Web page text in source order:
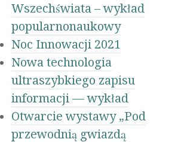
Wszechświata – wykład
popularnonaukowy
Noc Innowacji 2021
Nowa technologia
ultraszybkiego zapisu
informacji — wykład
Otwarcie wystawy „Pod
przewodnią gwiazdą